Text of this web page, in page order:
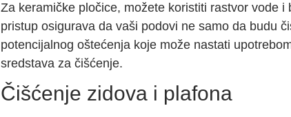
Za keramičke pločice, možete koristiti rastvor vode i
pristup osigurava da vaši podovi ne samo da budu
potencijalnog oštećenja koje može nastati
sredstava za čišćenje.
Čišćenje zidova i plafona